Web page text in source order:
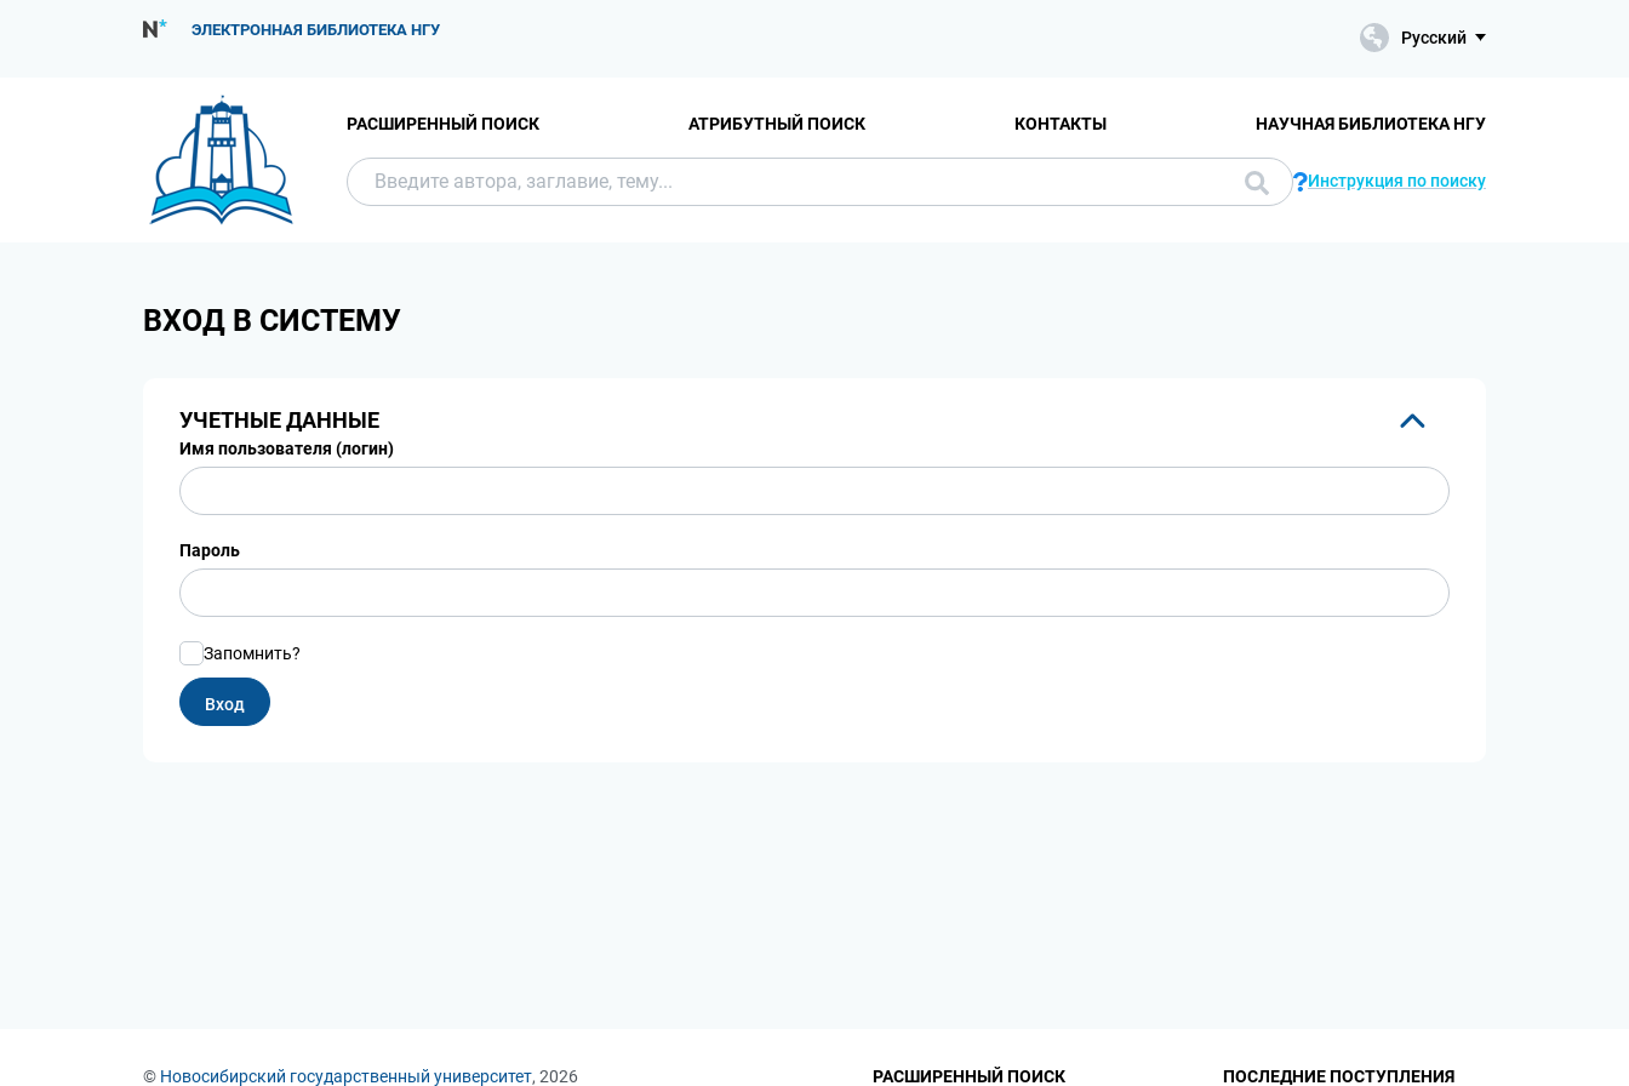
ЭЛЕКТРОННАЯ БИБЛИОТЕКА НГУ Русский
РАСШИРЕННЫЙ ПОИСК АТРИБУТНЫЙ ПОИСК КОНТАКТЫ НАУЧНАЯ БИБЛИОТЕКА НГУ
Инструкция по поиску
ВХОД В СИСТЕМУ
УЧЕТНЫЕ ДАННЫЕ
Имя пользователя (логин)
Пароль
Запомнить?
© Новосибирский государственный университет, 2026 РАСШИРЕННЫЙ ПОИСК ПОСЛЕДНИЕ ПОСТУПЛЕНИЯ